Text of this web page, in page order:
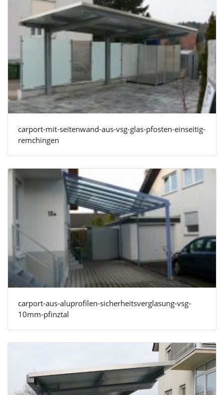
carport-mit-seitenwand-aus-vsg-glas-pfosten-einseitig-
remchingen
carport-aus-aluprofilen-sicherheitsverglasung-vsg-
10mm-pfinztal